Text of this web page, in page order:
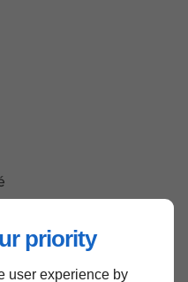
priority
user experience by